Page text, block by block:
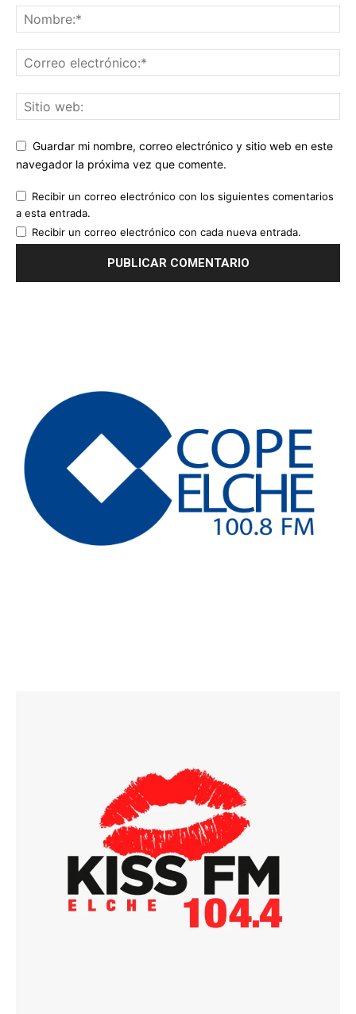
Guardar mi nombre, correo electrónico y sitio web en este
navegador la próxima vez que comente.
Recibir un correo electrónico con los siguientes comentarios
a esta entrada.
Recibir un correo electrónico con cada nueva entrada.